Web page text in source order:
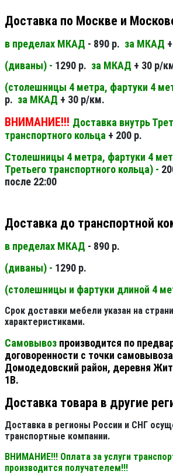
Доставка по Москве и
в пределах МКАД - 890 р. за МКАД
(диваны) - 1290 р. за МКАД + 30 р/
(столешницы 4 метра, фартуки 4
р. за МКАД + 30 р/км.
ВНИМАНИЕ!!! Доставка внутрь
транспортного кольца + 200 р.
Столешницы 4 метра, фартуки 4
Третьего транспортного кольца) -
после 22:00
Доставка до транспортной
в пределах МКАД - 890 р.
(диваны) - 1290 р.
(столешницы и фартуки длиной 4
Срок доставки мебели указан на
характеристиками.
Самовывоз производится по
договоренности с точки
Домодедовский район, деревня
1В.
Доставка товара в другие
Доставка в регионы России и СНГ
транспортные компании.
ВНИМАНИЕ!!! Оплата за услуги
производится получателем!!!